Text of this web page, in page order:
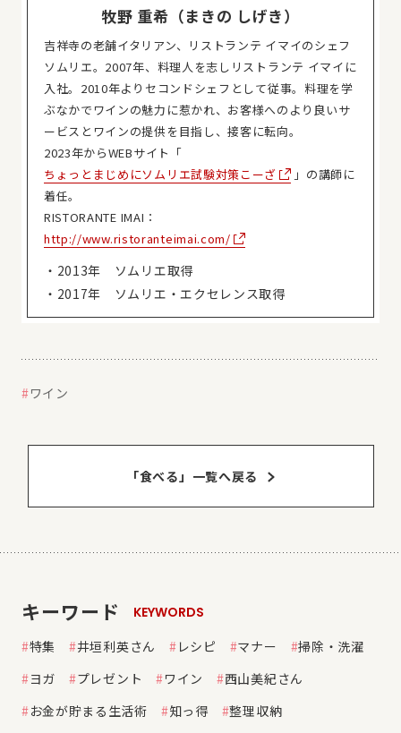
牧野 重希（まきの しげき）
吉祥寺の老舗イタリアン、リストランテ イマイのシェフ
ソムリエ。2007年、料理人を志しリストランテ イマイに
入社。2010年よりセコンドシェフとして従事。料理を学
ぶなかでワインの魅力に惹かれ、お客様へのより良いサ
ービスとワインの提供を目指し、接客に転向。
2023年からWEBサイト「
ちょっとまじめにソムリエ試験対策こーざ
」の講師に
着任。
RISTORANTE IMAI：
http://www.ristoranteimai.com/
・2013年 ソムリエ取得
・2017年 ソムリエ・エクセレンス取得
ワイン
「食べる」⼀覧へ戻る
キーワード
KEYWORDS
特集
井垣利英さん レシピ マナー
掃除・洗濯
ヨガ
プレゼント ワイン
西山美紀さん
お金が貯まる生活術
知っ得
整理収納